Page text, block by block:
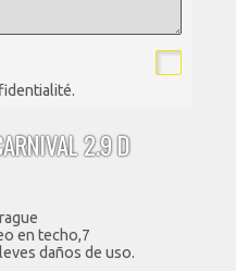
2.9 D
en techo,7
daños de uso.